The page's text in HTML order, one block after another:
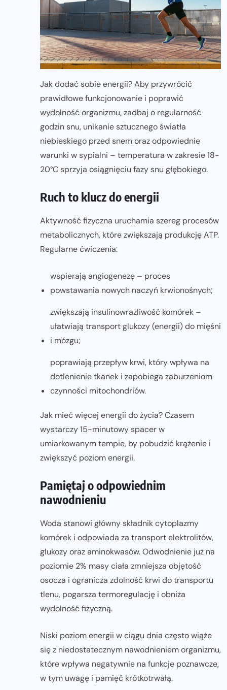
Jak dodać sobie energii? Aby przywrócić
prawidłowe funkcjonowanie i poprawić
wydolność organizmu, zadbaj o regularność
godzin snu, unikanie sztucznego światła
niebieskiego przed snem oraz odpowiednie
warunki w sypialni – temperatura w zakresie 18-
20°C sprzyja osiągnięciu fazy snu głębokiego.
Ruch to klucz do energii
Aktywność fizyczna uruchamia szereg procesów
metabolicznych, które zwiększają produkcję ATP.
Regularne ćwiczenia:
wspierają angiogenezę – proces
powstawania nowych naczyń krwionośnych;
zwiększają insulinowrażliwość komórek –
ułatwiają transport glukozy (energii) do mięśni
i mózgu;
poprawiają przepływ krwi, który wpływa na
dotlenienie tkanek i zapobiega zaburzeniom
czynności mitochondriów.
Jak mieć więcej energii do życia? Czasem
wystarczy 15-minutowy spacer w
umiarkowanym tempie, by pobudzić krążenie i
zwiększyć poziom energii.
Pamiętaj o odpowiednim
nawodnieniu
Woda stanowi główny składnik cytoplazmy
komórek i odpowiada za transport elektrolitów,
glukozy oraz aminokwasów. Odwodnienie już na
poziomie 2% masy ciała zmniejsza objętość
osocza i ogranicza zdolność krwi do transportu
tlenu, pogarsza termoregulację i obniża
wydolność fizyczną.
Niski poziom energii w ciągu dnia często wiąże
się z niedostatecznym nawodnieniem organizmu,
które wpływa negatywnie na funkcje poznawcze,
w tym uwagę i pamięć krótkotrwałą.